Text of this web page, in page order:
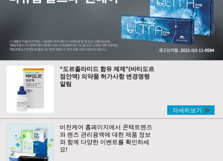
“도르졸라미드 함유 제제”(바티도르
점안액) 의약품 허가사항 변경명령
알림
자세히보기
비전케어 홈페이지에서 콘택트렌즈
와 렌즈 관리용액에 대한 제품 정보
와 함께 다양한 이벤트를 확인하세
요!